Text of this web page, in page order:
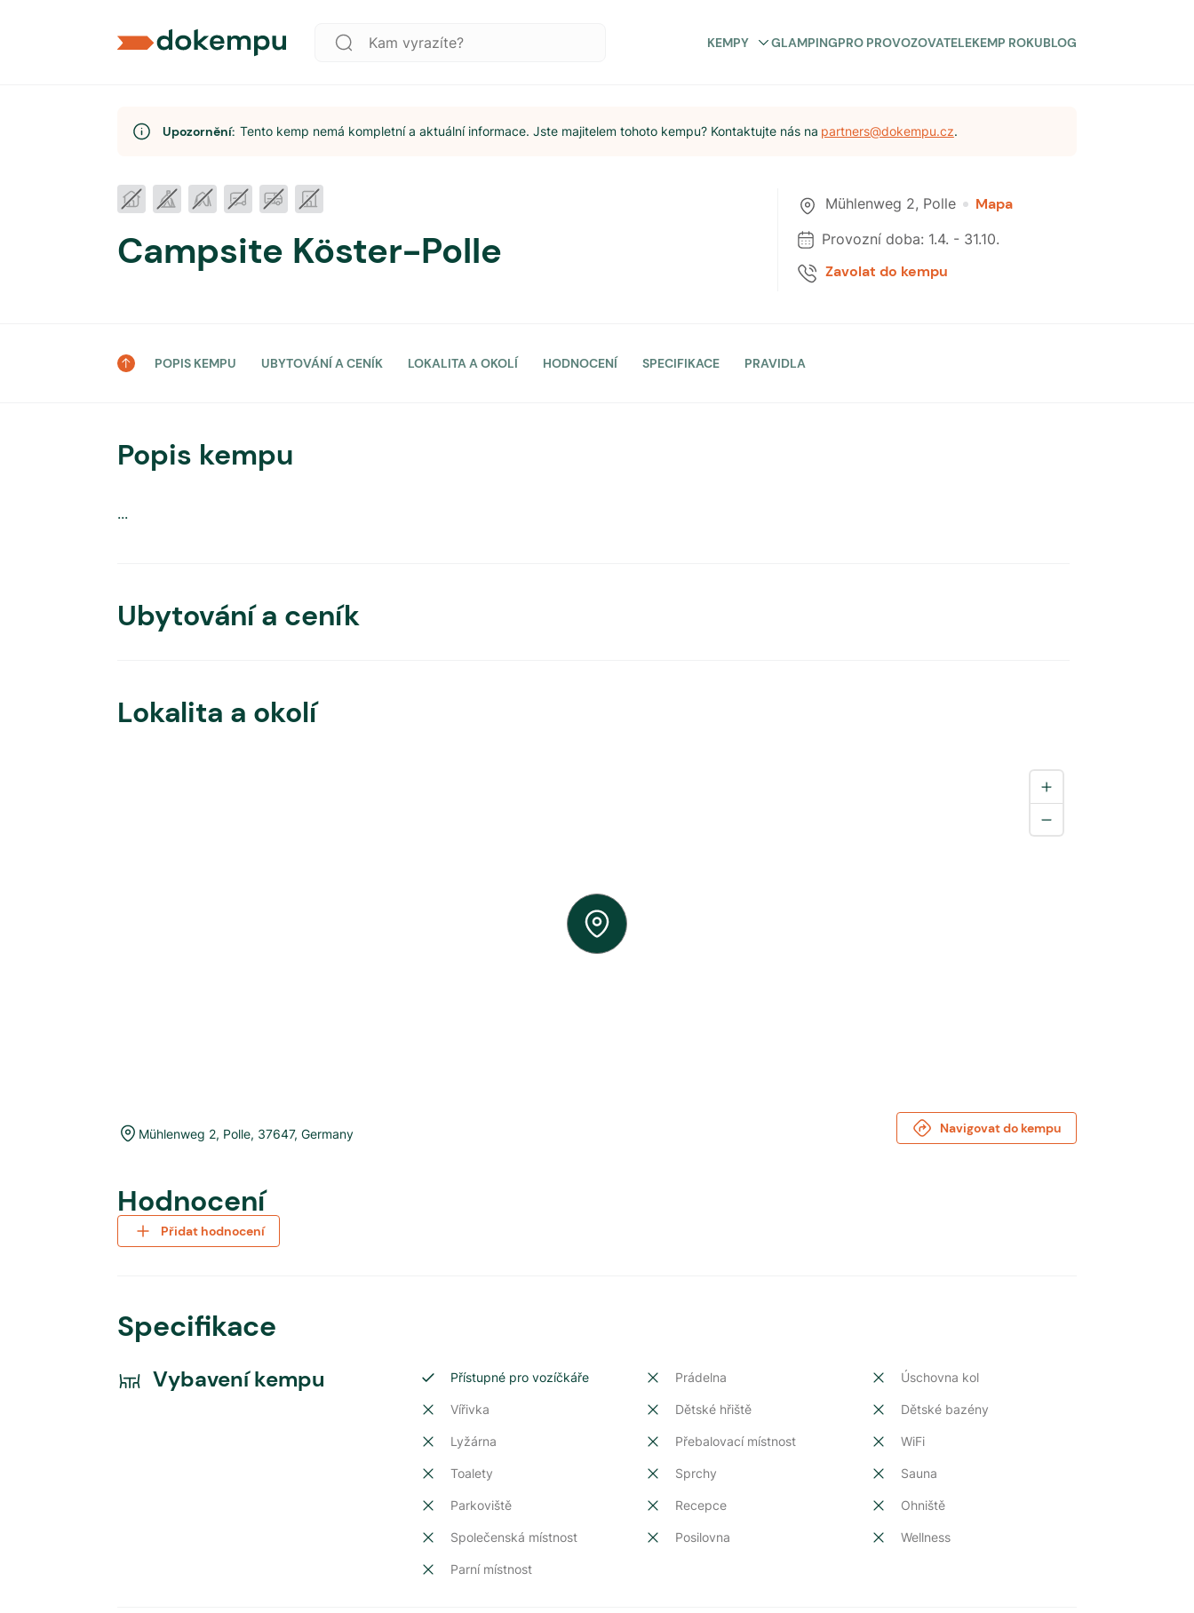
KEMPY GLAMPINGPRO PROVOZOVATELEKEMP ROKUBLOG
Upozornění: Tento kemp nemá kompletní a aktuální informace. Jste majitelem tohoto kempu? Kontaktujte nás na partners@dokempu.cz.
Campsite Köster-Polle
Mühlenweg 2, Polle Mapa
Provozní doba: 1.4. - 31.10.
Zavolat do kempu
POPIS KEMPU UBYTOVÁNÍ A CENÍK LOKALITA A OKOLÍ HODNOCENÍ SPECIFIKACE PRAVIDLA
Popis kempu
...
Ubytování a ceník
Lokalita a okolí
Mühlenweg 2, Polle, 37647, Germany Navigovat do kempu
Hodnocení
Přidat hodnocení
Specifikace
Vybavení kempu Přístupné pro vozíčkáře Prádelna Úschovna kol
Vířivka Dětské hřiště Dětské bazény
Lyžárna Přebalovací místnost WiFi
Toalety Sprchy Sauna
Parkoviště Recepce Ohniště
Společenská místnost Posilovna Wellness
Parní místnost